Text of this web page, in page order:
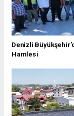
Denizli
Hamlesi